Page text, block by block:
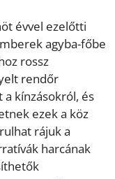
évvel ezelőtti
agyba-főbe
rossz
rendőr
a kínzásokról, és
ezek a köz
rájuk a
harcának